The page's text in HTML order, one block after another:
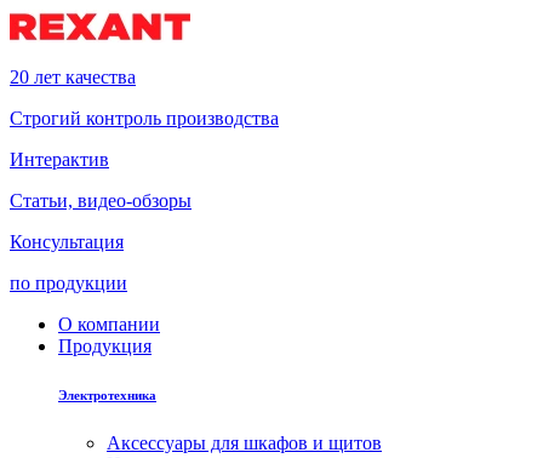
20 лет качества
Строгий контроль производства
Интерактив
Статьи, видео-обзоры
Консультация
по продукции
О компании
Продукция
Электротехника
Аксессуары для шкафов и щитов